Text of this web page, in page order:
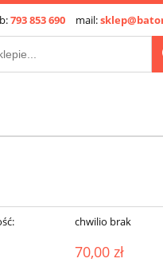
793 853 690 mail:
chwilio brak
70,00 zł